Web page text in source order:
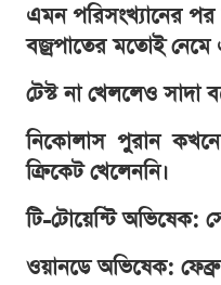
এমন পরিসংখ্যানের
বজ্রপাতের মতোই নেমে
টেস্ট না খেললেও সাদা
নিকোলাস পুরান
ক্রিকেট খেলেননি।
টি-টোয়েন্টি অভিষেক:
ওয়ানডে অভিষেক: